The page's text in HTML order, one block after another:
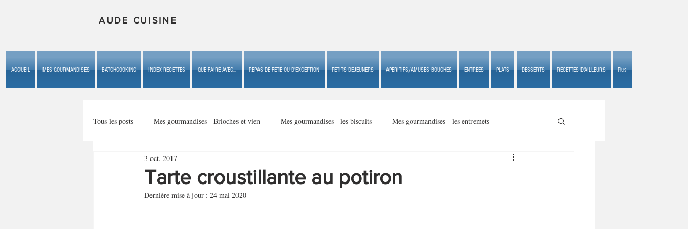
AUDE CUISINE
ACCUEIL MES GOURMANDISES BATCHCOOKING INDEX RECETTES QUE FAIRE AVEC... REPAS DE FETE OU D'EXCEPTION PETITS DEJEUNERS APERITIFS/AMUSES BOUCHES ENTREES PLATS DESSERTS RECETTES D'AILLEURS Plus
Tous les posts Mes gourmandises - Brioches et vien Mes gourmandises - les biscuits Mes gourmandises - les entremets
Mes gourmandises - les gâteaux du b
Mes gourmandises - plaisirs d'enfan
Tarte croustillante au potiron
3 oct. 2017
Dernière mise à jour : 24 mai 2020